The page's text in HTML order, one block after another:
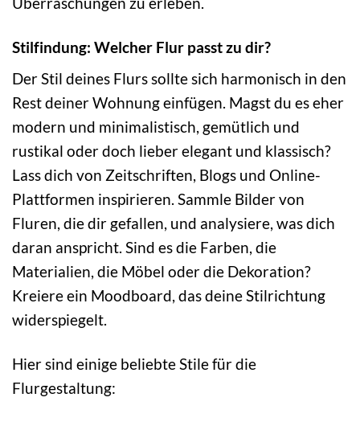
Stilfindung: Welcher Flur passt zu dir?
Der Stil deines Flurs sollte sich harmonisch in den
Rest deiner Wohnung einfügen. Magst du es eher
modern und minimalistisch, gemütlich und
rustikal oder doch lieber elegant und klassisch?
Lass dich von Zeitschriften, Blogs und Online-
Plattformen inspirieren. Sammle Bilder von
Fluren, die dir gefallen, und analysiere, was dich
daran anspricht. Sind es die Farben, die
Materialien, die Möbel oder die Dekoration?
Kreiere ein Moodboard, das deine Stilrichtung
widerspiegelt.
Hier sind einige beliebte Stile für die
Flurgestaltung: